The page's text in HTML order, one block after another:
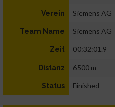
Verein Siemens AG
Team Name Siemens AG
Zeit 00:32:01.9
Distanz 6500 m
Status Finished